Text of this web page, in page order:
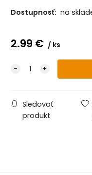
Dostupnosť: na
2.99 € ks
Sledovať
produkt